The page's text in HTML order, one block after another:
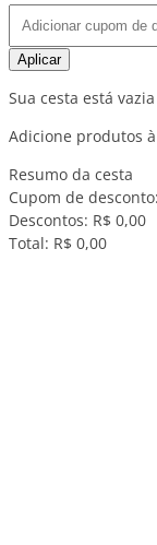
Aplicar
Sua cesta está vazia
Adicione produtos
Resumo da cesta
Cupom de desconto:
Descontos: R$ 0,00
Total: R$ 0,00